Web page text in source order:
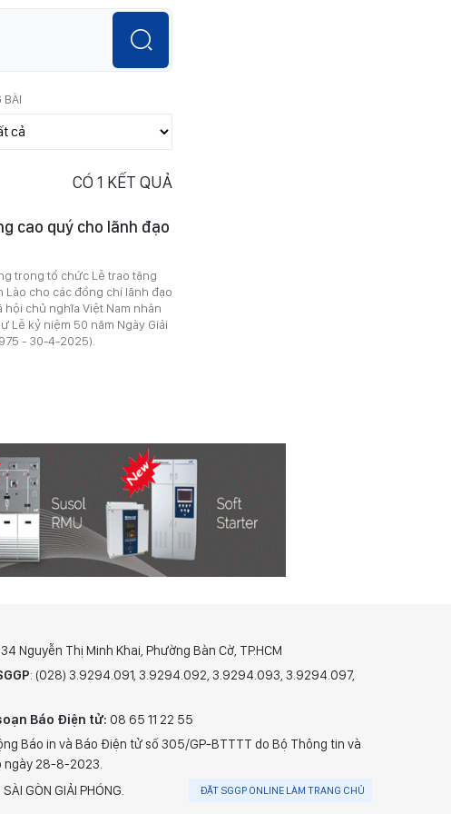
BÀI
CÓ 1 KẾT QUẢ
cao quý cho lãnh đạo
trọng tổ chức Lễ trao tặng
Lào cho các đồng chí lãnh đạo
chủ nghĩa Việt Nam nhân
Lễ kỷ niệm 50 năm Ngày Giải
- 30-4-2025).
Nguyễn Thị Minh Khai, Phường Bàn Cờ, TP.HCM
: (028) 3.9294.091, 3.9294.092, 3.9294.093, 3.9294.097,
Báo Điện tử: 08 65 11 22 55
Báo in và Báo Điện tử số 305/GP-BTTTT do Bộ Thông tin và
ngày 28-8-2023.
GÒN GIẢI PHÓNG.
ĐẶT SGGP ONLINE LÀM TRANG CHỦ